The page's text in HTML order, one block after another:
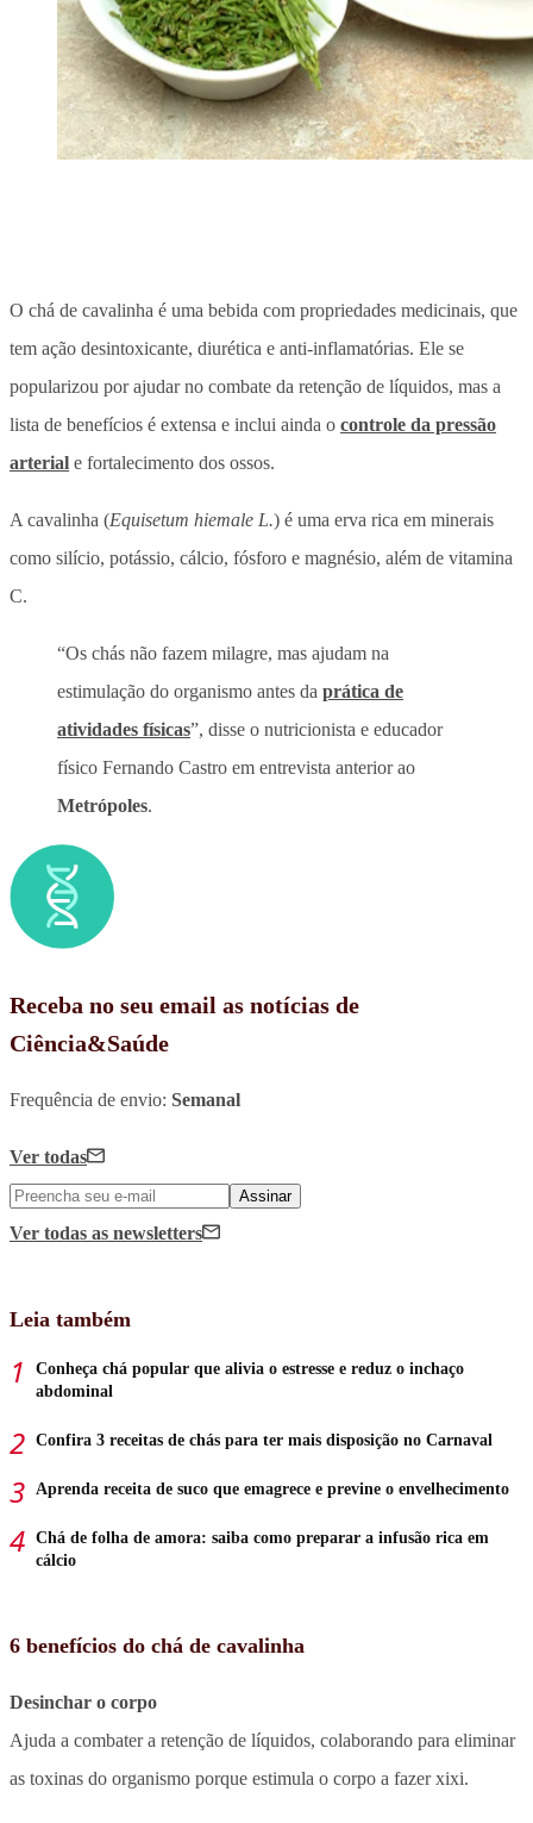
O chá de cavalinha é uma bebida com propriedades medicinais, que
tem ação desintoxicante, diurética e anti-inflamatórias. Ele se
popularizou por ajudar no combate da retenção de líquidos, mas a
lista de benefícios é extensa e inclui ainda o controle da pressão
arterial e fortalecimento dos ossos.
A cavalinha (Equisetum hiemale L.) é uma erva rica em minerais
como silício, potássio, cálcio, fósforo e magnésio, além de vitamina
C.
“Os chás não fazem milagre, mas ajudam na
estimulação do organismo antes da prática de
atividades físicas”, disse o nutricionista e educador
físico Fernando Castro em entrevista anterior ao
Metrópoles.
Receba no seu email as notícias de
Ciência&Saúde
Frequência de envio: Semanal
Ver todas
Assinar
Ver todas as newsletters
Leia também
Conheça chá popular que alivia o estresse e reduz o inchaço
abdominal
Confira 3 receitas de chás para ter mais disposição no Carnaval
Aprenda receita de suco que emagrece e previne o envelhecimento
Chá de folha de amora: saiba como preparar a infusão rica em
cálcio
6 benefícios do chá de cavalinha
Desinchar o corpo
Ajuda a combater a retenção de líquidos, colaborando para eliminar
as toxinas do organismo porque estimula o corpo a fazer xixi.